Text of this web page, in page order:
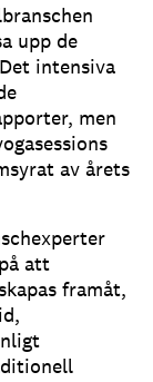
upp de
intensiva
men
av årets
att
framåt,